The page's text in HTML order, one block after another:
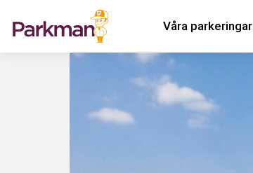
Våra parkeringar